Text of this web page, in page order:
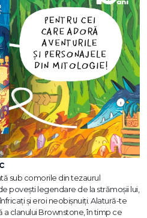
sub comorile din tezaurul
povești legendare de la strămoșii lui,
și eroi neobișnuiți. Alatură-te
clanului Brownstone, în timp ce